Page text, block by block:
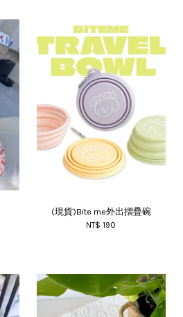
(現貨)Bite me外出摺疊碗
NT$ 190